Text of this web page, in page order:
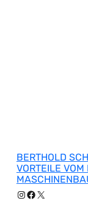
BERTHOLD
VORTEILE VOM
Instagram
Facebook
X